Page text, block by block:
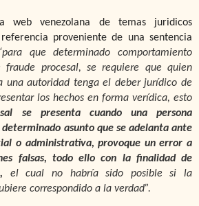
web venezolana de temas juridicos
proveniente de una sentencia
que determinado comportamiento
procesal, se requiere que quien
una autoridad tenga el deber jurídico de
los hechos en forma verídica, esto
se presenta cuando una persona
asunto que se adelanta ante
o administrativa, provoque un error a
falsas, todo ello con la finalidad de
el cual no habría sido posible si la
correspondido a la verdad”.